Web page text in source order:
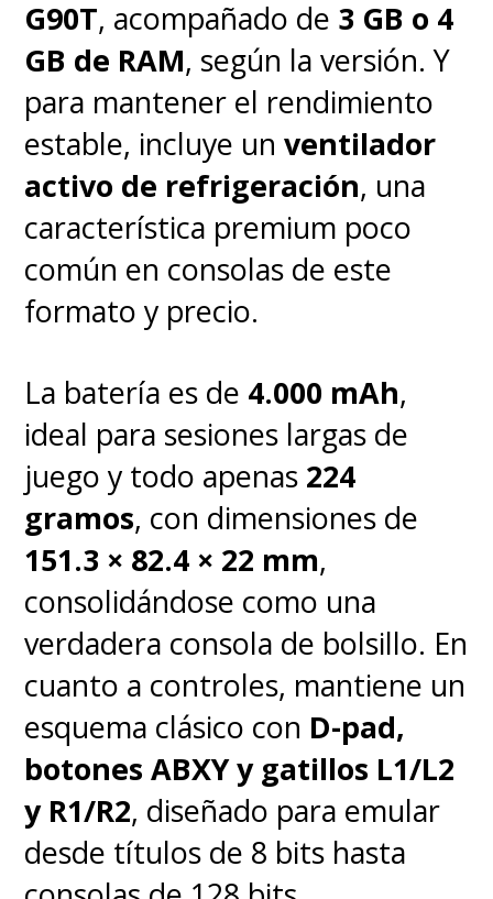
anteriormente mencionados.
"Esto significa que el dispositivo
que ejecute las trampasno
funcionará con nuestros
juegos, pero su PC no quedará
inutilizada. No afectaríamos,
ni podemos afectar, la
funcionalidad de su PC de
ninguna otra manera"
concluyó.
G90T, acompañado de 3 GB o 4
GB de RAM, según la versión. Y
para mantener el rendimiento
estable, incluye unventilador
activo de refrigeración, una
característica premium poco
común en consolas de este
formato y precio.
La batería es de 4.000 mAh,
ideal para sesiones largas de
juego y todo apenas 224
gramos, con dimensiones de
151.3 × 82.4 × 22 mm,
consolidándose como una
verdadera consola de bolsillo. En
cuanto a controles, mantiene un
esquema clásico con D-pad,
botones ABXY y gatillos L1/L2
y R1/R2, diseñado para emular
desde títulos de 8 bits hasta